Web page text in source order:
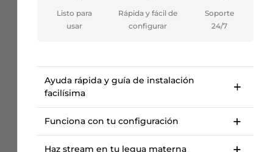
Listo para
usar
Rápida y fácil de
configurar
Soporte
24/7
Ayuda rápida y guía de instalación
facilísima
Guía de configuración paso a paso para
empezar en <10 minutos.
Curso OWN3D Academy: configura nuestro
paquete de overlay para streams.
Funciona con tu configuración
Para Twitch, Kick, Facebook, YouTube, Trovo.
Funciona con OBS Studio, Streamlabs,
Haz stream en tu legua materna